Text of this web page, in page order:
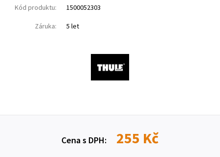
Kód produktu: 1500052303
Záruka: 5 let
Cena s DPH: 255 Kč